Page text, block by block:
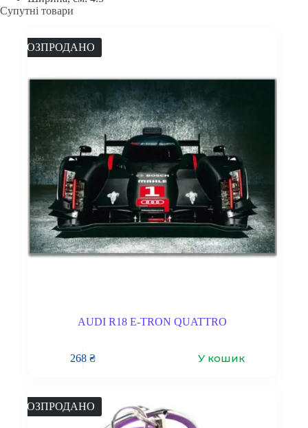
Супутні товари
РОЗПРОДАНО
AUDI R18 E-TRON QUATTRO
268₴ У кошик
РОЗПРОДАНО